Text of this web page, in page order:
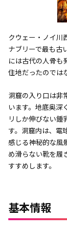
クウェー・ノイ川
ナブリーで最も古
には古代の人骨も
住地だったのでは
洞窟の入り口は非
います。地底奥深
リしか伸びない鍾
す。洞窟内は、電
感じる神秘的な風
め滑らない靴を履
すすめします。
基本情報